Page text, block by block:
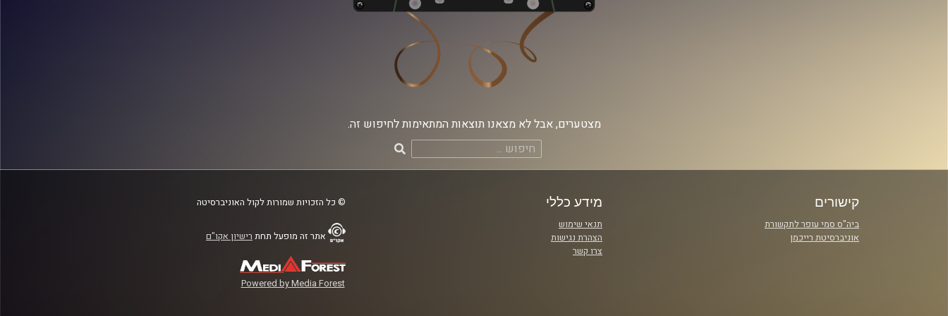
מצטערים, אבל לא מצאנו תוצאות המתאימות לחיפוש זה.
חיפוש:
קישורים
ביה"ס סמי עופר לתקשורת
אוניברסיטת רייכמן
מידע כללי
תנאי שימוש
הצהרת נגישות
צרו קשר
© כל הזכויות שמורות לקול האוניברסיטה
אתר זה מופעל תחת רישיון אקו"ם
Powered by Media Forest